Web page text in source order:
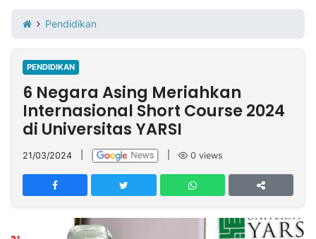
Iklan
Berita
Kami
Nasional
International
Olahraga
Entertainment
Daerah
Pariwisata
Kuliner
Kolom
Network
PT
TREETAN
Pendidikan
PENDIDIKAN
6 Negara Asing Meriahkan
Internasional Short Course 2024
di Universitas YARSI
21/03/2024 0 views